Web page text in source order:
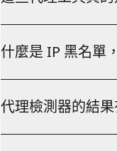
卡。
什麼是 IP 黑名單
存取也可能受到限制
代理檢測器的結